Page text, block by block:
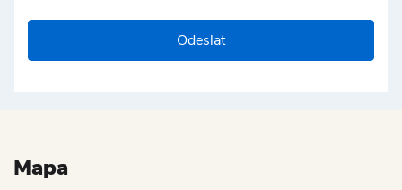
Odeslat
Mapa